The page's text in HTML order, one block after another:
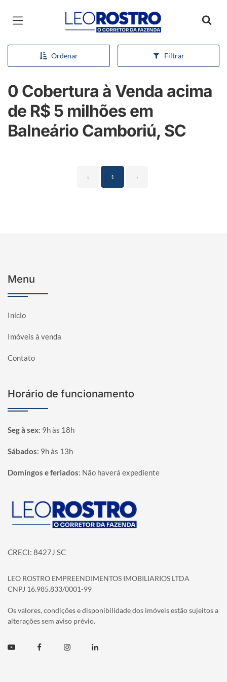
Página inicial
Ordenar Filtrar
0 Cobertura à Venda acima
de R$ 5 milhões em
Balneário Camboriú, SC
‹ 1 ›
Menu
Início
Imóveis à venda
Contato
Horário de funcionamento
Seg à sex: 9h às 18h
Sábados: 9h às 13h
Domingos e feriados: Não haverá expediente
Página inicial
CRECI: 8427J SC
LEO ROSTRO EMPREENDIMENTOS IMOBILIARIOS LTDA
CNPJ 16.985.833/0001-99
Os valores, condições e disponibilidade dos imóveis estão sujeitos a
alterações sem aviso prévio.
Youtube FacebookInstagramLinkedin